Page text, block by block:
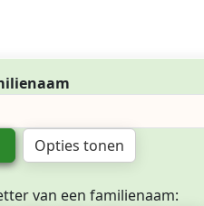
Opties tonen
van een familienaam: